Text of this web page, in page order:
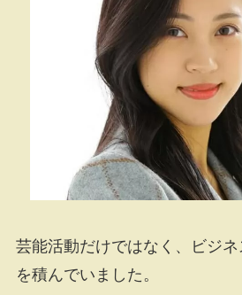
芸能活動だけではなく、ビジ
を積んでいました。